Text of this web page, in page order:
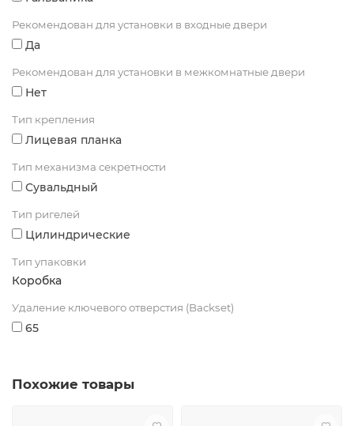
Рекомендован для установки в входные двери
Да
Рекомендован для установки в межкомнатные двери
Нет
Тип крепления
Лицевая планка
Тип механизма секретности
Сувальдный
Тип ригелей
Цилиндрические
Тип упаковки
Коробка
Удаление ключевого отверстия (Backset)
65
Похожие товары